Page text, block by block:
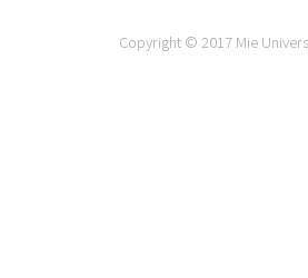
Copyright © 2017 Mie